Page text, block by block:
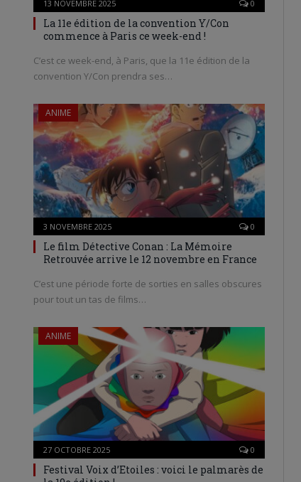
13 NOVEMBRE 2025 0
La 11e édition de la convention Y/Con
commence à Paris ce week-end !
C’est ce week-end, à Paris, que la 11e édition de la
convention Y/Con prendra ses…
ANIME
3 NOVEMBRE 2025 0
Le film Détective Conan : La Mémoire
Retrouvée arrive le 12 novembre en France
C’est une période forte de sorties en salles obscures
pour tout un tas de films…
ANIME
27 OCTOBRE 2025 0
Festival Voix d’Etoiles : voici le palmarès de